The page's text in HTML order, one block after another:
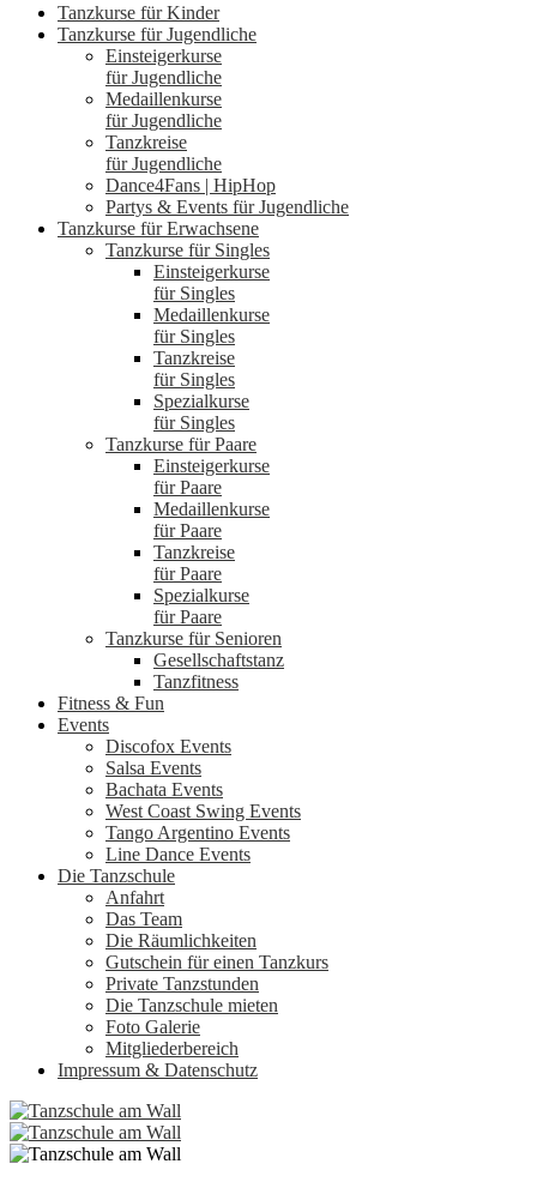
Tanzkurse für Kinder
Tanzkurse für Jugendliche
Einsteigerkurse
für Jugendliche
Medaillenkurse
für Jugendliche
Tanzkreise
für Jugendliche
Dance4Fans | HipHop
Partys & Events für Jugendliche
Tanzkurse für Erwachsene
Tanzkurse für Singles
Einsteigerkurse
für Singles
Medaillenkurse
für Singles
Tanzkreise
für Singles
Spezialkurse
für Singles
Tanzkurse für Paare
Einsteigerkurse
für Paare
Medaillenkurse
für Paare
Tanzkreise
für Paare
Spezialkurse
für Paare
Tanzkurse für Senioren
Gesellschaftstanz
Tanzfitness
Fitness & Fun
Events
Discofox Events
Salsa Events
Bachata Events
West Coast Swing Events
Tango Argentino Events
Line Dance Events
Die Tanzschule
Anfahrt
Das Team
Die Räumlichkeiten
Gutschein für einen Tanzkurs
Private Tanzstunden
Die Tanzschule mieten
Foto Galerie
Mitgliederbereich
Impressum & Datenschutz